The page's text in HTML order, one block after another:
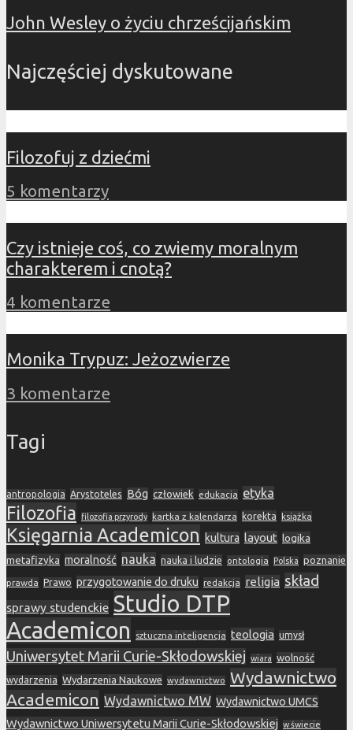
John Wesley o życiu chrześcijańskim
Najczęściej dyskutowane
Filozofuj z dziećmi
5 komentarzy
Czy istnieje coś, co zwiemy moralnym
charakterem i cnotą?
4 komentarze
Monika Trypuz: Jeżozwierze
3 komentarze
Tagi
antropologia Arystoteles Bóg człowiek edukacja etyka
Filozofia filozofia przyrody kartka z kalendarza korekta książka
Księgarnia Academicon kultura layout logika
metafizyka moralność nauka nauka i ludzie ontologia Polska poznanie
prawda Prawo przygotowanie do druku redakcja religia skład
sprawy studenckie Studio DTP
Academicon
sztuczna inteligencja teologia umysł
Uniwersytet Marii Curie-Skłodowskiej wiara wolność
wydarzenia Wydarzenia Naukowe wydawnictwo Wydawnictwo
Academicon Wydawnictwo MW Wydawnictwo UMCS
Wydawnictwo Uniwersytetu Marii Curie-Skłodowskiej w świecie